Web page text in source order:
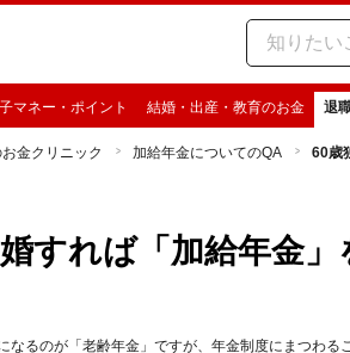
マネー・ポイント 結婚・出産・教育のお金 退
金クリニック 加給年金についてのQA 60歳
すれば「加給年金」
るのが「老齢年金」ですが、年金制度にまつわる